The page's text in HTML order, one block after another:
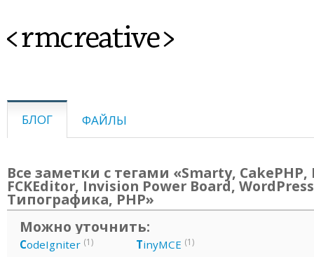
<rmcreative>
БЛОГ ФАЙЛЫ
Все заметки с тегами «Smarty,
FCKEditor, Invision Power Board,
Типографика, PHP»
Можно уточнить:
CodeIgniter (1) TinyMCE (1)